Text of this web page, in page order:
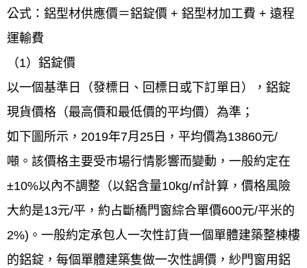
公式：鋁型材供應價＝鋁錠價 + 鋁型材加工費 + 遠程
運輸費
（1）鋁錠價
以一個基準日（發標日、回標日或下訂單日），鋁錠
現貨價格（最高價和最低價的平均價）為準；
如下圖所示，2019年7月25日，平均價為13860元/
噸。該價格主要受市場行情影響而變動，一般約定在
±10%以內不調整（以鋁含量10kg/㎡計算，價格風險
大約是13元/平，約占斷橋門窗綜合單價600元/平米的
2%)。一般約定承包人一次性訂貨一個單體建築整棟樓
的鋁錠，每個單體建築隻做一次性調價，紗門窗用鋁